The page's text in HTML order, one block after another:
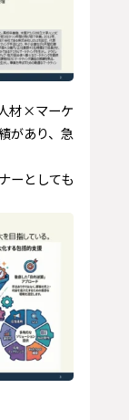
材×マーケ
があり、急
ーとしても